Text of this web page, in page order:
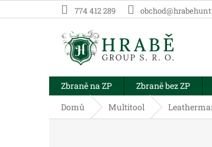
na
774 412 289
Zbraně na ZP Zbraně bez ZP
Domů
Multitool